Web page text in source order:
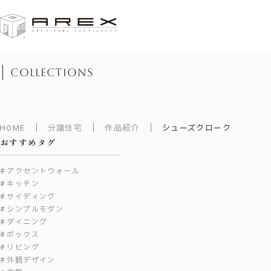
作品紹介
collections
HOME 分譲住宅 作品紹介 シューズクローク
おすすめタグ
アクセントウォール
キッチン
サイディング
シンプルモダン
ダイニング
ボックス
リビング
外観デザイン